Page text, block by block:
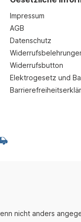
Impressum
AGB
Datenschutz
Widerrufsbutton
Elektrogesetz und
nicht anders